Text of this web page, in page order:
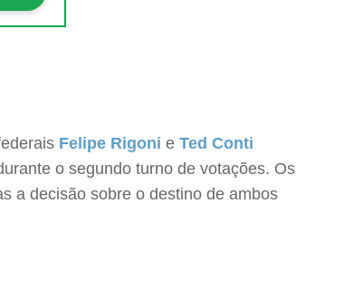
Felipe Rigoni e Ted Conti
o segundo turno de votações. Os
a decisão sobre o destino de ambos